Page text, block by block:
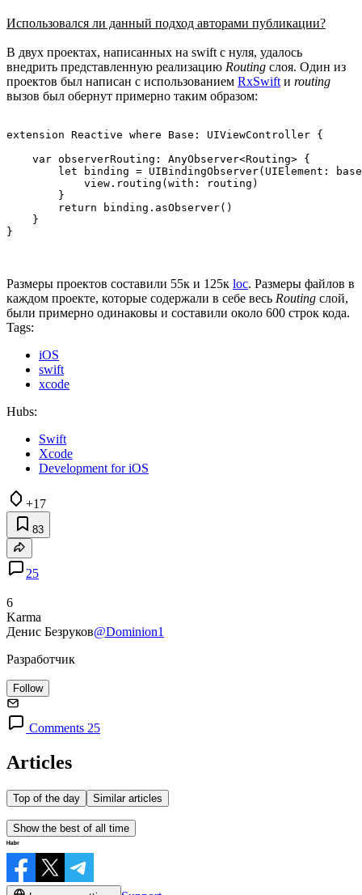
Использовался ли данный подход авторами публикации?
В двух проектах, написанных на swift с нуля, удалось
внедрить представленную реализацию Routing слоя. Один из
проектов был написан с использованием RxSwift и routing
вызов был обернут примерно таким образом:
extension Reactive where Base: UIViewController {
    var observerRouting: AnyObserver<Routing> {
let binding = UIBindingObserver(UIElement:
            view.routing(with: routing)
        }
        return binding.asObserver()
    }
}
Размеры проектов составили 55к и 125к loc. Размеры файлов в
каждом проекте, которые содержали в себе весь Routing слой,
были примерно одинаковы и составили около 600 строк кода.
Tags:
iOS
swift
xcode
Hubs:
Swift
Xcode
Development for iOS
+17
83
25
6
Karma
Денис Безруков@Dominion1
Разработчик
Follow
Comments 25
Articles
Top of the day Similar articles
Show the best of all time